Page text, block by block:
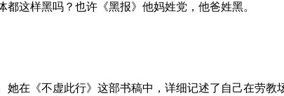
这样黑吗？也许《黑报》他妈姓党，他爸姓黑。
她在《不虚此行》这部书稿中，详细记述了自己在劳